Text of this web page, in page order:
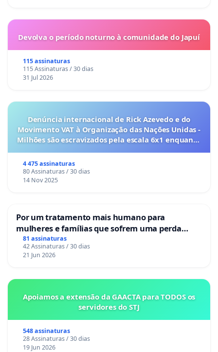
Devolva o período noturno à comunidade do Japuí
115 assinaturas
115 Assinaturas / 30 dias
31 Jul 2026
Denúncia internacional de Rick Azevedo e do
Movimento VAT à Organização das Nações Unidas -
Milhões são escravizados pela escala 6x1 enquanto
4 475 assinaturas
80 Assinaturas / 30 dias
14 Nov 2025
Por um tratamento mais humano para
mulheres e famílias que sofrem uma perda
gestacional nos hospitais portugueses
81 assinaturas
42 Assinaturas / 30 dias
21 Jun 2026
Apoiamos a extensão da GAACTA para TODOS os
servidores do STJ
548 assinaturas
28 Assinaturas / 30 dias
19 Jun 2026